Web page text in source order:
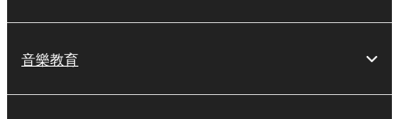
音樂教育